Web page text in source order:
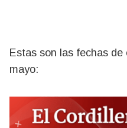
Estas son las fechas
mayo: